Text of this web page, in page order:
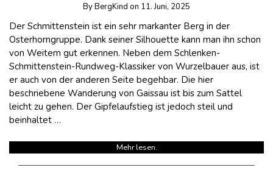
ByBergKind on 11. Juni, 2025
Der Schmittenstein ist ein sehr markanter Berg in der
Osterhorngruppe. Dank seiner Silhouette kann man ihn schon
von Weitem gut erkennen. Neben dem Schlenken-
Schmittenstein-Rundweg-Klassiker von Wurzelbauer aus, ist
er auch von der anderen Seite begehbar. Die hier
beschriebene Wanderung von Gaissau ist bis zum Sattel
leicht zu gehen. Der Gipfelaufstieg ist jedoch steil und
beinhaltet …
Mehr lesen.